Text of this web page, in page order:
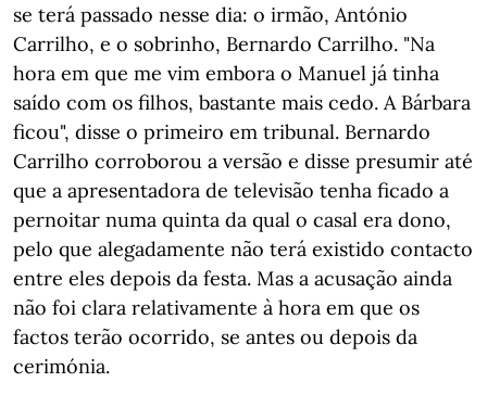
se terá passado nesse dia: o irmão, António
Carrilho, e o sobrinho, Bernardo Carrilho. "Na
hora em que me vim embora o Manuel já tinha
saído com os filhos, bastante mais cedo. A Bárbara
ficou", disse o primeiro em tribunal. Bernardo
Carrilho corroborou a versão e disse presumir até
que a apresentadora de televisão tenha ficado a
pernoitar numa quinta da qual o casal era dono,
pelo que alegadamente não terá existido contacto
entre eles depois da festa. Mas a acusação ainda
não foi clara relativamente à hora em que os
factos terão ocorrido, se antes ou depois da
cerimónia.